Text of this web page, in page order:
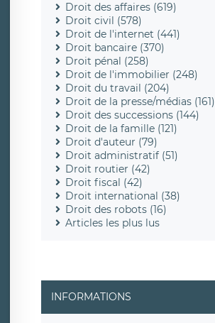
Droit des affaires (619)
Droit civil (578)
Droit de l'internet (441)
Droit bancaire (370)
Droit pénal (258)
Droit de l'immobilier (248)
Droit du travail (204)
Droit de la presse/médias (161)
Droit des successions (144)
Droit de la famille (121)
Droit d'auteur (79)
Droit administratif (51)
Droit routier (42)
Droit fiscal (42)
Droit international (38)
Droit des robots (16)
Articles les plus lus
INFORMATIONS